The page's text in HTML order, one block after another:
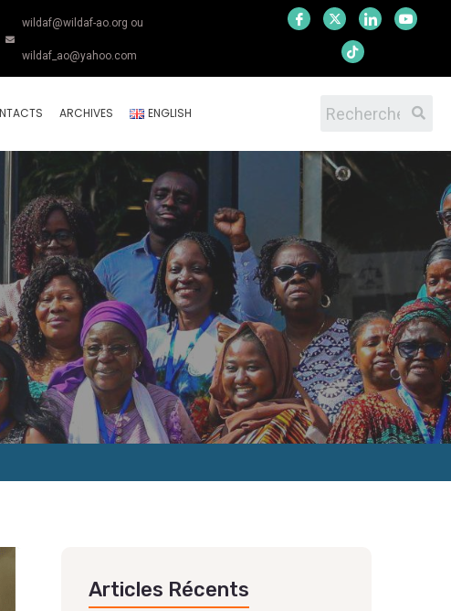
wildaf@wildaf-ao.org ou
wildaf_ao@yahoo.com
ARCHIVES ENGLISH
Articles Récents